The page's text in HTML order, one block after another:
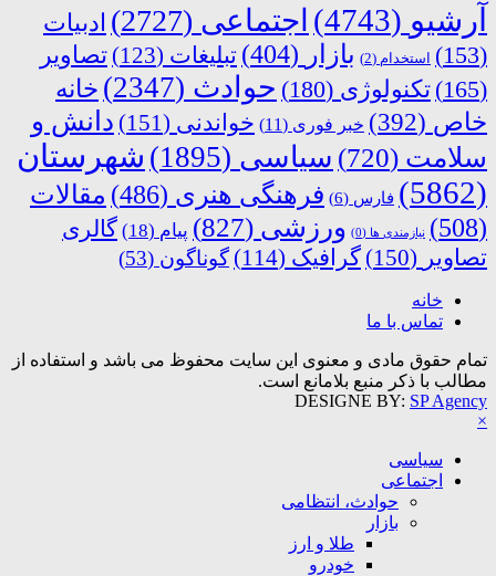
آرشیو (4743) اجتماعی (2727)
ادبیات
(153)
استخدام (2) بازار (404) تبلیغات (123)
تصاویر
(165)
تکنولوژی (180) حوادث (2347)
خانه
خاص (392) خبر فوری (11) خواندنی (151)
دانش و
سلامت (720) سیاسی (1895)
شهرستان
(5862)
فارس (6) فرهنگی هنری (486)
مقالات
(508)
نیازمندی ها (0) ورزشی (827) پیام (18)
گالری
تصاویر (150) گرافیک (114) گوناگون (53)
خانه
تماس با ما
تمام حقوق مادی و معنوی این سایت محفوظ می باشد و استفاده از
مطالب با ذکر منبع بلامانع است.
DESIGNE BY: SP Agency
×
سیاسی
اجتماعی
حوادث، انتظامی
بازار
طلا و ارز
خودرو